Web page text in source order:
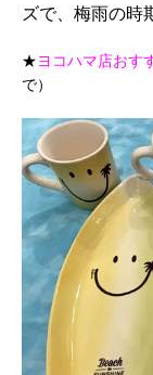
ズで、梅雨の時
★ヨコハマ店おす
で）